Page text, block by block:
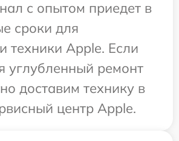
с опытом приедет в
сроки для
техники Apple. Если
углубленный ремонт
доставим технику в
центр Apple.